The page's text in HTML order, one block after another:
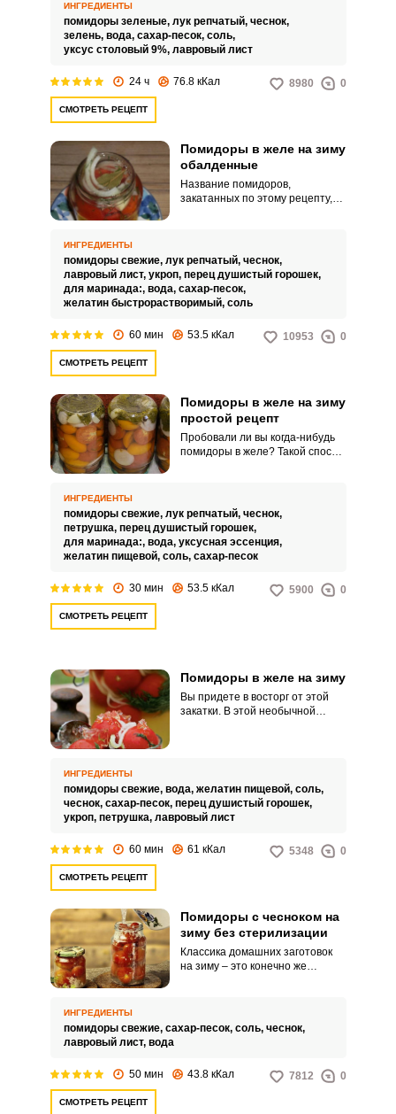
Томаты заготавливаются
целиком с дольками репчатого
лука в маринаде.
ИНГРЕДИЕНТЫ
помидоры зеленые, лук репчатый, чеснок,
зелень, вода, сахар-песок, соль,
уксус столовый 9%, лавровый лист
24 ч 76.8 кКал 8980 0
СМОТРЕТЬ РЕЦЕПТ
Помидоры в желе на зиму
обалденные
Название помидоров,
закатанных по этому рецепту,
желатина, делает помидоры
еще более сочными и вкусными.
ИНГРЕДИЕНТЫ
помидоры свежие, лук репчатый, чеснок,
лавровый лист, укроп, перец душистый горошек,
для маринада:, вода, сахар-песок,
желатин быстрорастворимый, соль
60 мин 53.5 кКал 10953 0
СМОТРЕТЬ РЕЦЕПТ
Помидоры в желе на зиму
простой рецепт
Пробовали ли вы когда-нибудь
помидоры в желе? Такой способ
банках с добавлением сухого
желатина. Для заготовки
необходимо использовать
только хороший загуститель,
который полностью
ИНГРЕДИЕНТЫ
помидоры свежие, лук репчатый, чеснок,
петрушка, перец душистый горошек,
для маринада:, вода, уксусная эссенция,
желатин пищевой, соль, сахар-песок
30 мин 53.5 кКал 5900 0
СМОТРЕТЬ РЕЦЕПТ
Помидоры в желе на зиму
Вы придете в восторг от этой
закатки. В этой необычной
ИНГРЕДИЕНТЫ
помидоры свежие, вода, желатин пищевой, соль,
чеснок, сахар-песок, перец душистый горошек,
укроп, петрушка, лавровый лист
60 мин 61 кКал 5348 0
СМОТРЕТЬ РЕЦЕПТ
Помидоры с чесноком на
зиму без стерилизации
Классика домашних заготовок
на зиму – это конечно же
ИНГРЕДИЕНТЫ
помидоры свежие, сахар-песок, соль, чеснок,
лавровый лист, вода
50 мин 43.8 кКал 7812 0
СМОТРЕТЬ РЕЦЕПТ
ВХОД НА САЙТ РЕГИСТРАЦИЯ
Войдите
с помощью социальных сетей: